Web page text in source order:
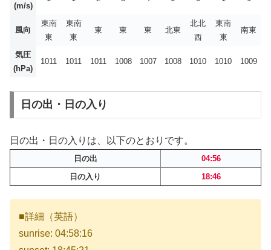
(m/s)
風向
東南
東
東南
東
東 東 東 北東
北北
西
東南
東
南東
気圧
(hPa)
1011 1011 1011 1008 1007 1008 1010 1010 1009
日の出・日の入り
日の出・日の入りは、以下のとおりです。
日の出
04:56
日の入り
18:46
■詳細（英語）
sunrise: 04:58:16